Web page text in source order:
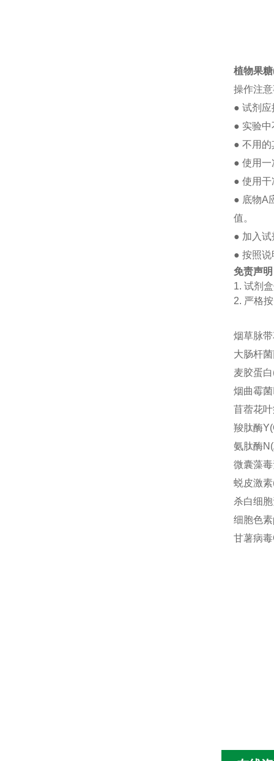
植物果
操作注
● 试剂应
● 实验
● 不用的
● 使用一
● 使用干
● 底物A
值。
● 加入
● 按照说
免责声明
1. 试剂
2. 严格
烟草脉
大肠杆
麦胶蛋
烟曲霉
苜蓿花
羧肽酶
氨肽酶
微囊藻
蜕皮激
杀白细
细胞色
甘薯病